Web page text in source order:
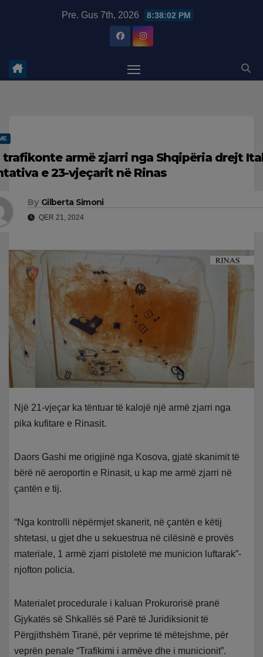
Pre. Gus 7th, 2026 8:38:03 PM
trafikonte armë zjarri nga Shqipëria drejt
e 23-vjeçarit në Rinas
By Gilberta Simoni
QER 21, 2024
Një 21-vjeçar ka tëntuar të kalojë një armë zjarri nga
pika kufitare e Rinasit.
Daors Gashi me origjinë nga Kosova, gjatë skanimit të
bërë në aeroportin e Rinasit, u kap me armë zjarri në
çantën e tij.
“Nga kontrolli nëpërmjet skanerit, në çantën e këtij
shtetasi, u gjet dhe u sekuestrua në cilësinë e provës
materiale, 1 armë zjarri pistoletë me municion luftarak”-
njofton policia.
Materialet procedurale i kaluan Prokurorisë pranë
Gjykatës së Shkallës së Parë të Juridiksionit të
Përgjithshëm Tiranë, për veprime të mëtejshme, për
veprën penale “Trafikimi i armëve dhe i municionit”.